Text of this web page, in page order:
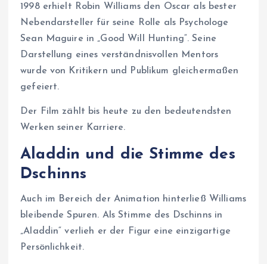
1998 erhielt Robin Williams den Oscar als bester
Nebendarsteller für seine Rolle als Psychologe
Sean Maguire in „Good Will Hunting“. Seine
Darstellung eines verständnisvollen Mentors
wurde von Kritikern und Publikum gleichermaßen
gefeiert.
Der Film zählt bis heute zu den bedeutendsten
Werken seiner Karriere.
Aladdin und die Stimme des
Dschinns
Auch im Bereich der Animation hinterließ Williams
bleibende Spuren. Als Stimme des Dschinns in
„Aladdin“ verlieh er der Figur eine einzigartige
Persönlichkeit.